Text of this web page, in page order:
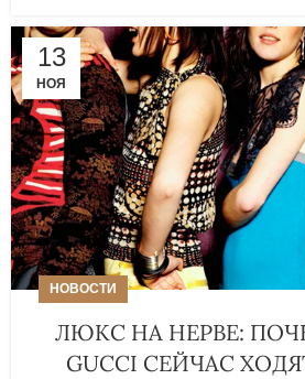
13
НОЯ
НОВОСТИ
ЛЮКС НА НЕРВЕ:
GUCCI СЕЙЧАС